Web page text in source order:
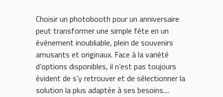
Choisir un photobooth pour un anniversaire
peut transformer une simple fête en un
événement inoubliable, plein de souvenirs
amusants et originaux. Face à la variété
d’options disponibles, il n’est pas toujours
évident de s’y retrouver et de sélectionner la
solution la plus adaptée à ses besoins....